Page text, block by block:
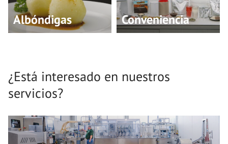
Albóndigas Conveniencia
¿Está interesado en nuestros
servicios?